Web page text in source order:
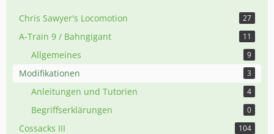
Chris Sawyer's Locomotion 27
A-Train 9 / Bahngigant 11
Allgemeines 9
Modifikationen 3
Anleitungen und Tutorien 4
Begriffserklärungen 0
Cossacks III 104